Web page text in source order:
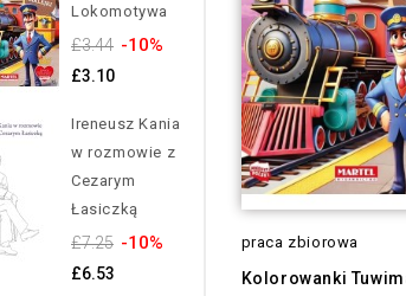
Lokomotywa
£3.44 -10%
£3.10
Ireneusz Kania
w rozmowie z
Cezarym
Łasiczką
£7.25 -10%
£6.53
praca zbiorowa
Kolorowanki